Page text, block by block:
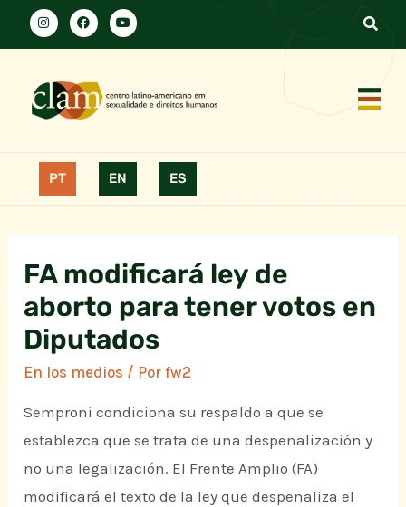
PT EN ES
FA modificará ley de
aborto para tener votos en
Diputados
En los medios / Porfw2
Semproni condiciona su respaldo a que se
establezca que se trata de una despenalización y
no una legalización. El Frente Amplio (FA)
modificará el texto de la ley que despenaliza el